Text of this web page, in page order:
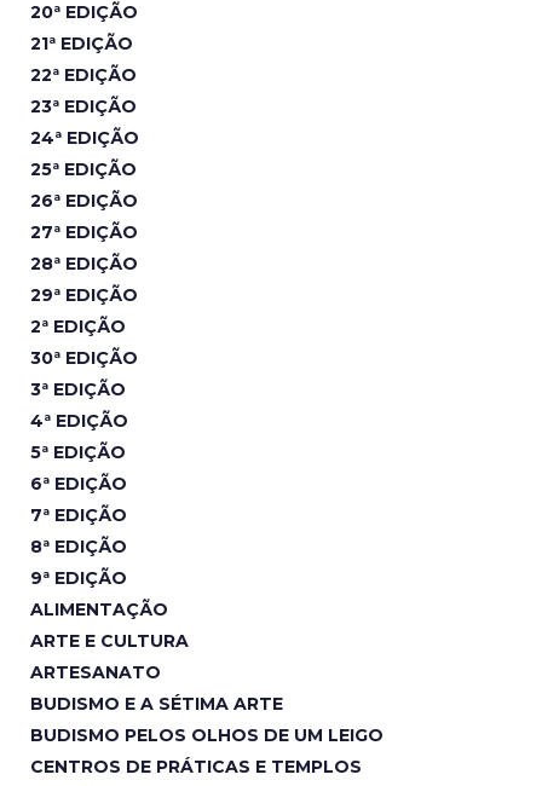
20ª EDIÇÃO
21ª EDIÇÃO
22ª EDIÇÃO
23ª EDIÇÃO
24ª EDIÇÃO
25ª EDIÇÃO
26ª EDIÇÃO
27ª EDIÇÃO
28ª EDIÇÃO
29ª EDIÇÃO
2ª EDIÇÃO
30ª EDIÇÃO
3ª EDIÇÃO
4ª EDIÇÃO
5ª EDIÇÃO
6ª EDIÇÃO
7ª EDIÇÃO
8ª EDIÇÃO
9ª EDIÇÃO
ALIMENTAÇÃO
ARTE E CULTURA
ARTESANATO
BUDISMO E A SÉTIMA ARTE
BUDISMO PELOS OLHOS DE UM LEIGO
CENTROS DE PRÁTICAS E TEMPLOS